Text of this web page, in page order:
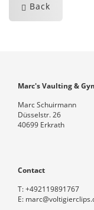
Back
Marc's Vaulting &
Marc Schuirmann
Düsselstr. 26
40699 Erkrath
Contact
T:+492119891767
E: